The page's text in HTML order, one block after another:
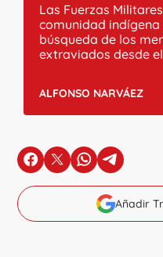
Las Fuerzas
comunidad indígena
búsqueda de los
extraviados desde
ALFONSO NARVÁEZ
en Facebook
en Xen Whatsapp
en
Añadir